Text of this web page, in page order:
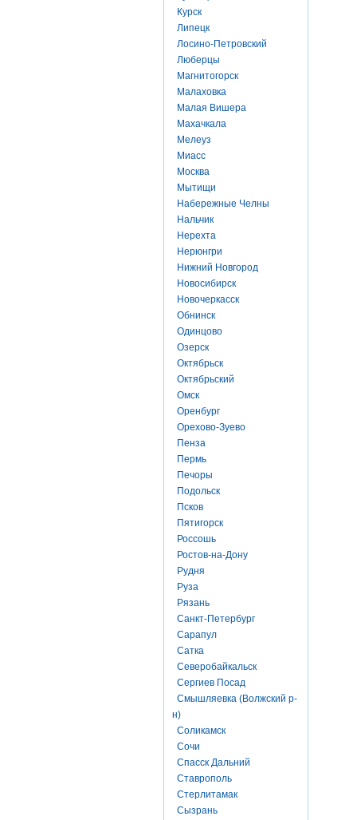
Курск
Липецк
Лосино-Петровский
Люберцы
Магнитогорск
Малаховка
Малая Вишера
Махачкала
Мелеуз
Миасс
Москва
Мытищи
Набережные Челны
Нальчик
Нерехта
Нерюнгри
Нижний Новгород
Новосибирск
Новочеркасск
Обнинск
Одинцово
Озерск
Октябрьск
Октябрьский
Омск
Оренбург
Орехово-Зуево
Пенза
Пермь
Печоры
Подольск
Псков
Пятигорск
Россошь
Ростов-на-Дону
Рудня
Руза
Рязань
Санкт-Петербург
Сарапул
Сатка
Северобайкальск
Сергиев Посад
Смышляевка (Волжский р-
н)
Соликамск
Сочи
Спасск Дальний
Ставрополь
Стерлитамак
Сызрань